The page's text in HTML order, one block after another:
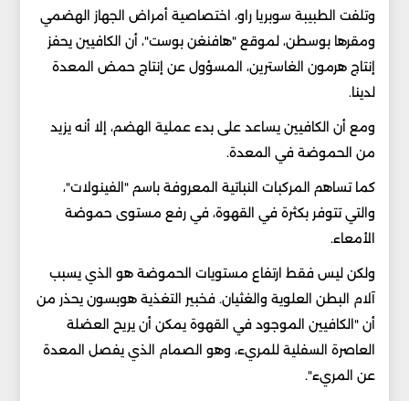
وتلفت الطبيبة سوبريا راو، اختصاصية أمراض الجهاز ‏الهضمي
ومقرها بوسطن، لموقع "هافنغن بوست"، أن ‏الكافيين يحفز
إنتاج هرمون الغاسترين، المسؤول عن إنتاج ‏حمض المعدة
لدينا.‏
ومع أن الكافيين يساعد على بدء عملية الهضم، إلا أنه يزيد
‏من الحموضة في المعدة.‏
كما تساهم المركبات النباتية المعروفة باسم "الفينولات"،
‏والتي تتوفر بكثرة في القهوة، في رفع مستوى حموضة
‏الأمعاء.‏
ولكن ليس فقط ارتفاع مستويات الحموضة هو الذي يسبب
آلام ‏البطن العلوية والغثيان. فخبير التغذية هوبسون يحذر من
أن ‏‏"الكافيين الموجود في القهوة يمكن أن يريح العضلة
العاصرة ‏السفلية للمريء، وهو الصمام الذي يفصل المعدة
عن ‏المريء".‏